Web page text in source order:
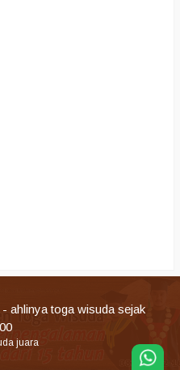
- ahlinya toga wisuda sejak
juara